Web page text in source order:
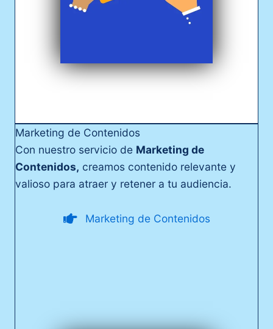
Marketing de Contenidos
Con nuestro servicio de Marketing de
Contenidos, creamos contenido relevante y
valioso para atraer y retener a tu audiencia.
Marketing de Contenidos